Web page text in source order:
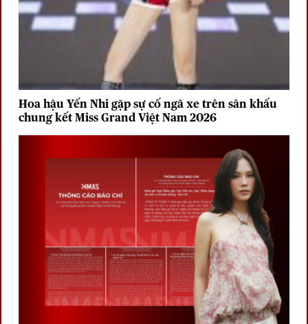
Hoa hậu Yến Nhi gặp sự cố ngã xe trên sân khấu
chung kết Miss Grand Việt Nam 2026